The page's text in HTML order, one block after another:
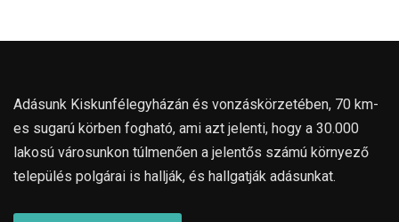
Adásunk Kiskunfélegyházán és vonzáskörzetében, 70 km-
es sugarú körben fogható, ami azt jelenti, hogy a 30.000
lakosú városunkon túlmenően a jelentős számú környező
település polgárai is hallják, és hallgatják adásunkat.